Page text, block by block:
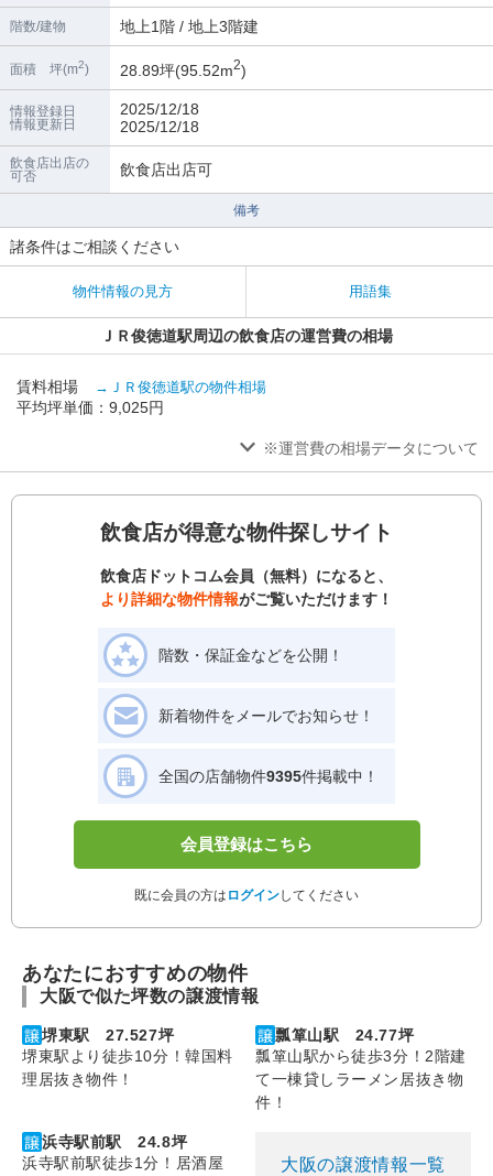
階数/建物 地上1階 / 地上3階建
面積 坪(m2) 28.89坪(95.52m2)
情報登録日
情報更新日
2025/12/18
2025/12/18
飲食店出店の
可否
飲食店出店可
備考
諸条件はご相談ください
物件情報の見方 用語集
ＪＲ俊徳道駅周辺の飲食店の運営費の相場
賃料相場 →ＪＲ俊徳道駅の物件相場
平均坪単価：9,025円
※運営費の相場データについて
飲食店が得意な物件探しサイト
飲食店ドットコム会員（無料）になると、
より詳細な物件情報がご覧いただけます！
階数・保証金などを公開！
新着物件をメールでお知らせ！
全国の店舗物件9395件掲載中！
会員登録はこちら
既に会員の方は ログインしてください
あなたにおすすめの物件
大阪で似た坪数の譲渡情報
堺東駅 27.527坪
堺東駅より徒歩10分！韓国料
理居抜き物件！
瓢箪山駅 24.77坪
瓢箪山駅から徒歩3分！2階建
て一棟貸しラーメン居抜き物
件！
浜寺駅前駅 24.8坪
浜寺駅前駅徒歩1分！居酒屋
大阪の譲渡情報一覧